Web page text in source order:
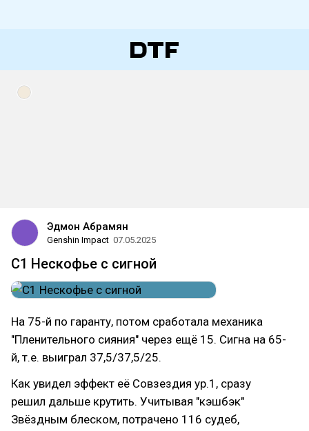
Эдмон Абрамян
Genshin Impact 07.05.2025
C1 Нескофье с сигной
На 75-й по гаранту, потом сработала механика
"Пленительного сияния" через ещё 15. Сигна на 65-
й, т.е. выиграл 37,5/37,5/25.
Как увидел эффект её Совзездия ур.1, сразу
решил дальше крутить. Учитывая "кэшбэк"
Звёздным блеском, потрачено 116 судеб,